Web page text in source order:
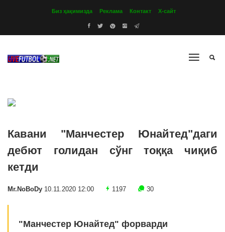
Биз ҳақимизда Реклама Контакт Х-сайт
Кавани "Манчестер Юнайтед"даги
дебют голидан сўнг тоққа чиқиб
кетди
Mr.NoBoDy 10.11.2020 12:00 1197 30
"Манчестер Юнайтед" форварди